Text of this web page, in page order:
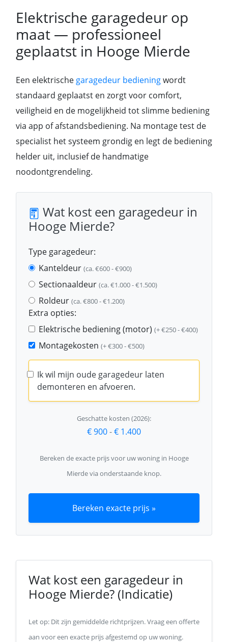
Elektrische garagedeur op
maat — professioneel
geplaatst in Hooge Mierde
Een elektrische garagedeur bedieningwordt
standaard geplaatst en zorgt voor comfort,
veiligheid en de mogelijkheid tot slimme bediening
via app of afstandsbediening. Na montage test de
specialist het systeem grondig en legt de bediening
helder uit, inclusief de handmatige
noodontgrendeling.
Wat kost een garagedeur in
Hooge Mierde?
Type garagedeur:
Kanteldeur (ca. €600 - €900)
Sectionaaldeur (ca. €1.000 - €1.500)
Roldeur (ca. €800 - €1.200)
Extra opties:
Elektrische bediening (motor) (+ €250 - €400)
Montagekosten (+ €300 - €500)
Ik wil mijn oude garagedeur laten
demonteren en afvoeren.
Geschatte kosten (2026):
€ 900-€ 1.400
Bereken de exacte prijs voor uw woning in Hooge
Mierde via onderstaande knop.
Bereken exacte prijs »
Wat kost een garagedeur in
Hooge Mierde? (Indicatie)
Let op: Dit zijn gemiddelde richtprijzen. Vraag een offerte
aan voor een exacte prijs afgestemd op uw woning.